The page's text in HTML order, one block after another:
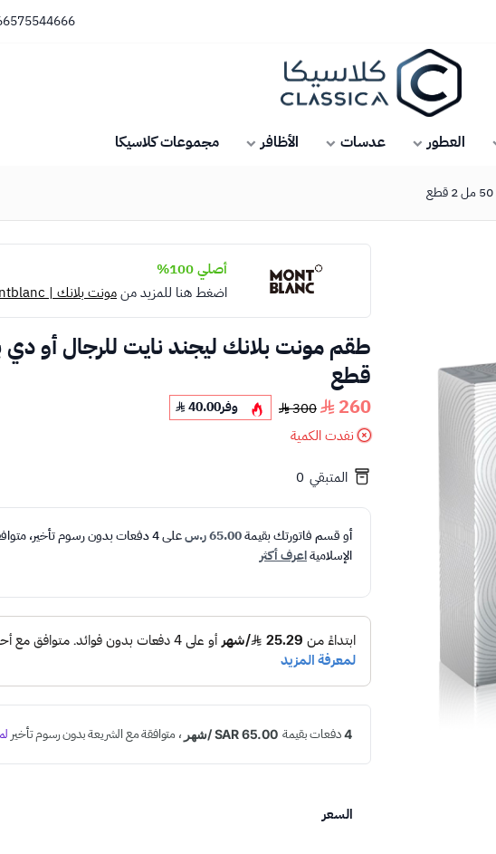
كلاسيكا
العطور عدسات الأظافر مجموعات كلاسيكا
أصلي 100%
اضغط هنا للمزيد منمونت بلانك | Montblanc
قطع
260
300 وفر40.00
نفدت الكمية
المتبقي 0
أو قسم فاتورتك بقيمة65.00 ر.س على4دفعات بدون رسوم تأخير،
الإسلاميةاعرف أكثر
السعر